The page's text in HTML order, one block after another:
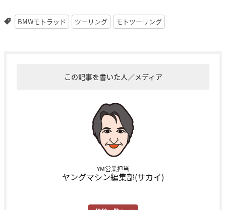
BMWモトラッド ツーリング モトツーリング
この記事を書いた人／メディア
YM営業担当
ヤングマシン編集部(サカイ)